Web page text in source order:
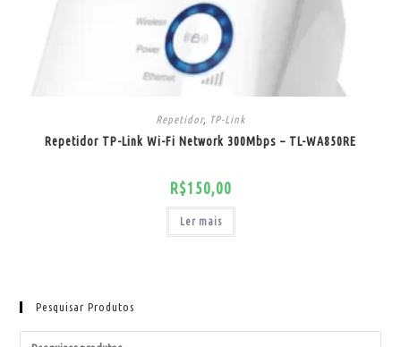
Repetidor, TP-Link
Repetidor TP-Link Wi-Fi Network 300Mbps – TL-WA850RE
R$150,00
Ler mais
Pesquisar Produtos